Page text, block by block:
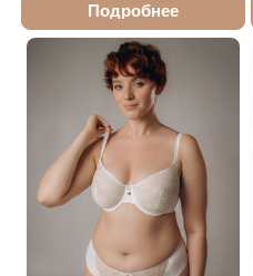
Подробнее